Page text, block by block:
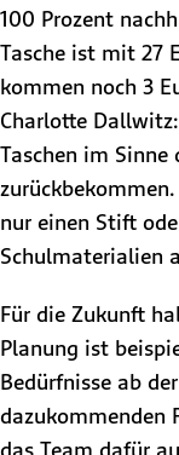
100 Prozent
Tasche ist mit 27
kommen noch 3
Charlotte
Taschen im
nur einen Stift
Schulmaterialien
Für die Zukunft
Planung ist
Bedürfnisse ab
dazukommenden